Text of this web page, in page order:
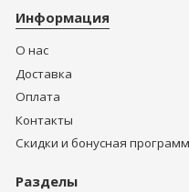
Информация
О нас
Доставка
Оплата
Контакты
Скидки и бонусная
Разделы